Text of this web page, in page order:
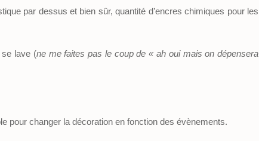
par dessus et bien sûr, quantité d’encres chimiques pour les
se lave (ne me faites pas le coup de « ah oui mais on dépensera
pour changer la décoration en fonction des évènements.